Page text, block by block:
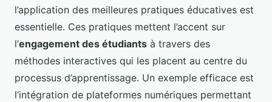
l’application des meilleures pratiques éducatives est
essentielle. Ces pratiques mettent l’accent sur
l’engagement des étudiants à travers des
méthodes interactives qui les placent au centre du
processus d’apprentissage. Un exemple efficace est
l’intégration de plateformes numériques permettant